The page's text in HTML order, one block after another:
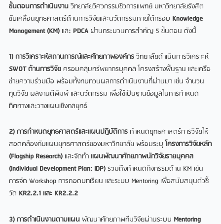
ขั้นตอนการดำเนินงานวิทยาลัยวิศวกรรมชีวการแพทย์ มหาวิทยาลัยรังสิต
ขับเคลื่อนยุทธศาสตร์ด้านการวิจัยและนวัตกรรมภายใต้กรอบ Knowledge
Management (KM) และPDCA ผ่านกระบวนการสำคัญ 5 ขั้นตอน ดังนี้
1) การวิเคราะห์สถานการณ์และศักยภาพองค์กรวิทยาลัยดำเนินการวิเคราะห์
SWOT ด้านการวิจัยครอบคลุมทรัพยากรบุคคล โครงสร้างพื้นฐาน และเครือ
ข่ายความร่วมมือ พร้อมทั้งทบทวนผลการดำเนินงานที่ผ่านมา เช่น จำนวน
ทุนวิจัย ผลงานตีพิมพ์ และนวัตกรรม เพื่อใช้เป็นฐานข้อมูลในการกำหนด
ทิศทางและวางแผนเชิงกลยุทธ์
2) การกำหนดยุทธศาสตร์และแผนปฏิบัติการ กำหนดยุทธศาสตร์การวิจัยให้
สอดคล้องกับแผนยุทธศาสตร์ของมหาวิทยาลัย พร้อมระบุโครงการวิจัยหลัก
(Flagship Research) และจัดทำ แผนพัฒนาศักยภาพนักวิจัยรายบุคคล
(Individual Development Plan: IDP)รวมถึงกำหนดกิจกรรมด้าน KM เช่น
การจัด Workshop การถอดบทเรียน และระบบ Mentoring เพื่อสนับสนุนตัวชี้
วัด KR2.2.1 และ KR2.2.2
3) การดำเนินงานตามแผน พัฒนาศักยภาพทีมวิจัยผ่านระบบ Mentoring